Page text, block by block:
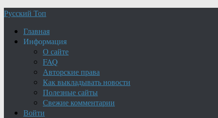
Русский Топ
Главная
Информация
О сайте
FAQ
Авторские права
Как выкладывать новости
Полезные сайты
Свежие комментарии
Войти